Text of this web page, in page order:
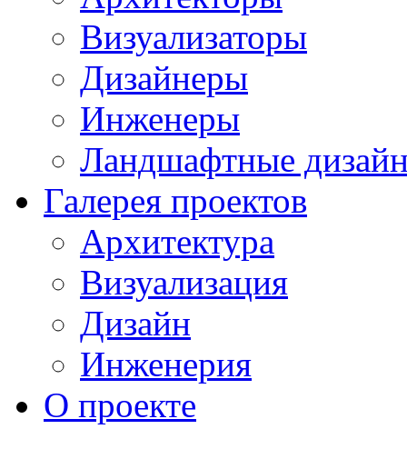
Визуализаторы
Дизайнеры
Инженеры
Ландшафтные
Галерея проектов
Архитектура
Визуализация
Дизайн
Инженерия
О проекте